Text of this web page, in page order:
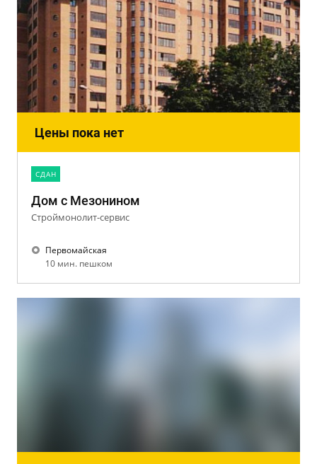
Цены пока нет
CДАН
Дом с Мезонином
Строймонолит-сервис
Первомайская
10 мин. пешком